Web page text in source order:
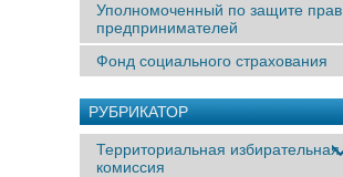
Уполномоченный по защите прав
предпринимателей
Фонд социального страхования
РУБРИКАТОР
Территориальная избирательная
комиссия